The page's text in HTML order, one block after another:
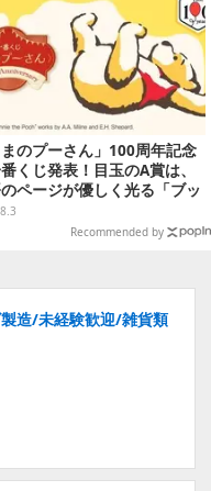
まのプーさん」100周年記念
くじ発表！目玉のA賞は、
ページが優しく光る「ブッ
イプドライト」
Recommended by
製造/未経験歓迎/雑貨類